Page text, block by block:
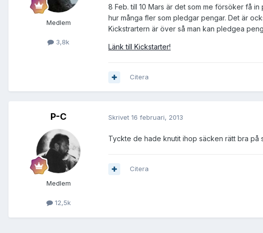
Medlem
3,8k
8 Feb. till 10 Mars är det som me försöker få
hur många fler som pledgar pengar. Det är
Kickstrartern är över så man kan pledgea
Länk till Kickstarter!
Citera
P-C
Medlem
12,5k
Skrivet 16 februari, 2013
Tyckte de hade knutit ihop säcken rätt bra på
Citera